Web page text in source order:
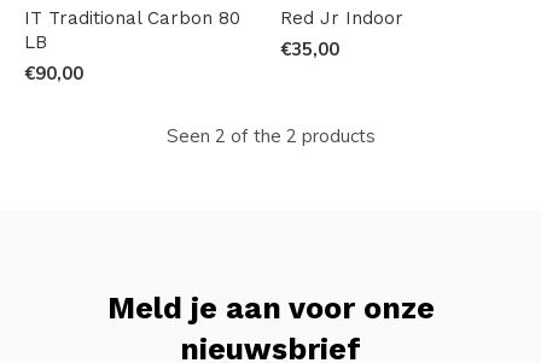
IT Traditional Carbon 80
LB
€90,00
Red Jr Indoor
€35,00
Seen 2 of the 2 products
Meld je aan voor onze
nieuwsbrief